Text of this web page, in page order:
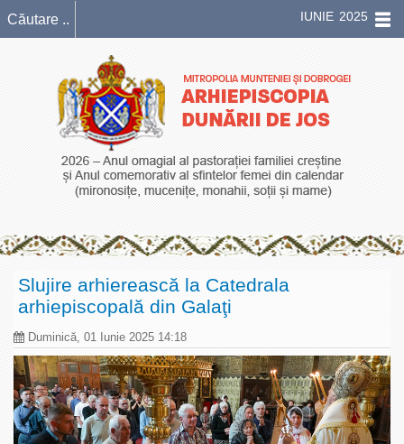
IUNIE 2025
Slujire arhierească la Catedrala
arhiepiscopală din Galaţi
Duminică, 01 Iunie 2025 14:18